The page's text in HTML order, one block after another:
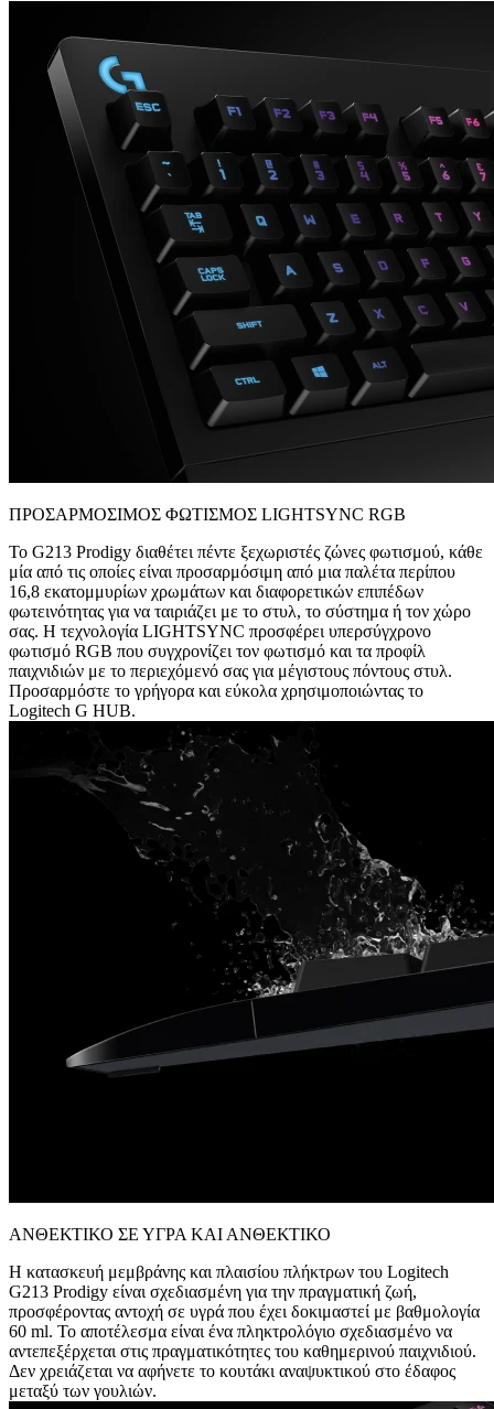
ΠΡΟΣΑΡΜΟΣΙΜΟΣ ΦΩΤΙΣΜΟΣ LIGHTSYNC RGB
Το G213 Prodigy διαθέτει πέντε ξεχωριστές ζώνες φωτισμού, κάθε
μία από τις οποίες είναι προσαρμόσιμη από μια παλέτα περίπου
16,8 εκατομμυρίων χρωμάτων και διαφορετικών επιπέδων
φωτεινότητας για να ταιριάζει με το στυλ, το σύστημα ή τον χώρο
σας. Η τεχνολογία LIGHTSYNC προσφέρει υπερσύγχρονο
φωτισμό RGB που συγχρονίζει τον φωτισμό και τα προφίλ
παιχνιδιών με το περιεχόμενό σας για μέγιστους πόντους στυλ.
Προσαρμόστε το γρήγορα και εύκολα χρησιμοποιώντας το
Logitech G HUB.
ΑΝΘΕΚΤΙΚΟ ΣΕ ΥΓΡΑ ΚΑΙ ΑΝΘΕΚΤΙΚΟ
Η κατασκευή μεμβράνης και πλαισίου πλήκτρων του Logitech
G213 Prodigy είναι σχεδιασμένη για την πραγματική ζωή,
προσφέροντας αντοχή σε υγρά που έχει δοκιμαστεί με βαθμολογία
60 ml. Το αποτέλεσμα είναι ένα πληκτρολόγιο σχεδιασμένο να
αντεπεξέρχεται στις πραγματικότητες του καθημερινού παιχνιδιού.
Δεν χρειάζεται να αφήνετε το κουτάκι αναψυκτικού στο έδαφος
μεταξύ των γουλιών.